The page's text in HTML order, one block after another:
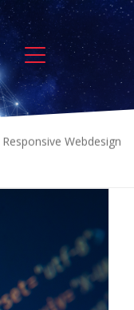
Responsive Webdesign